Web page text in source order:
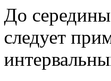
До
следует